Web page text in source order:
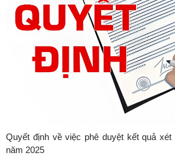
Quyết định về việc phê duyệt kết quả
năm 2025